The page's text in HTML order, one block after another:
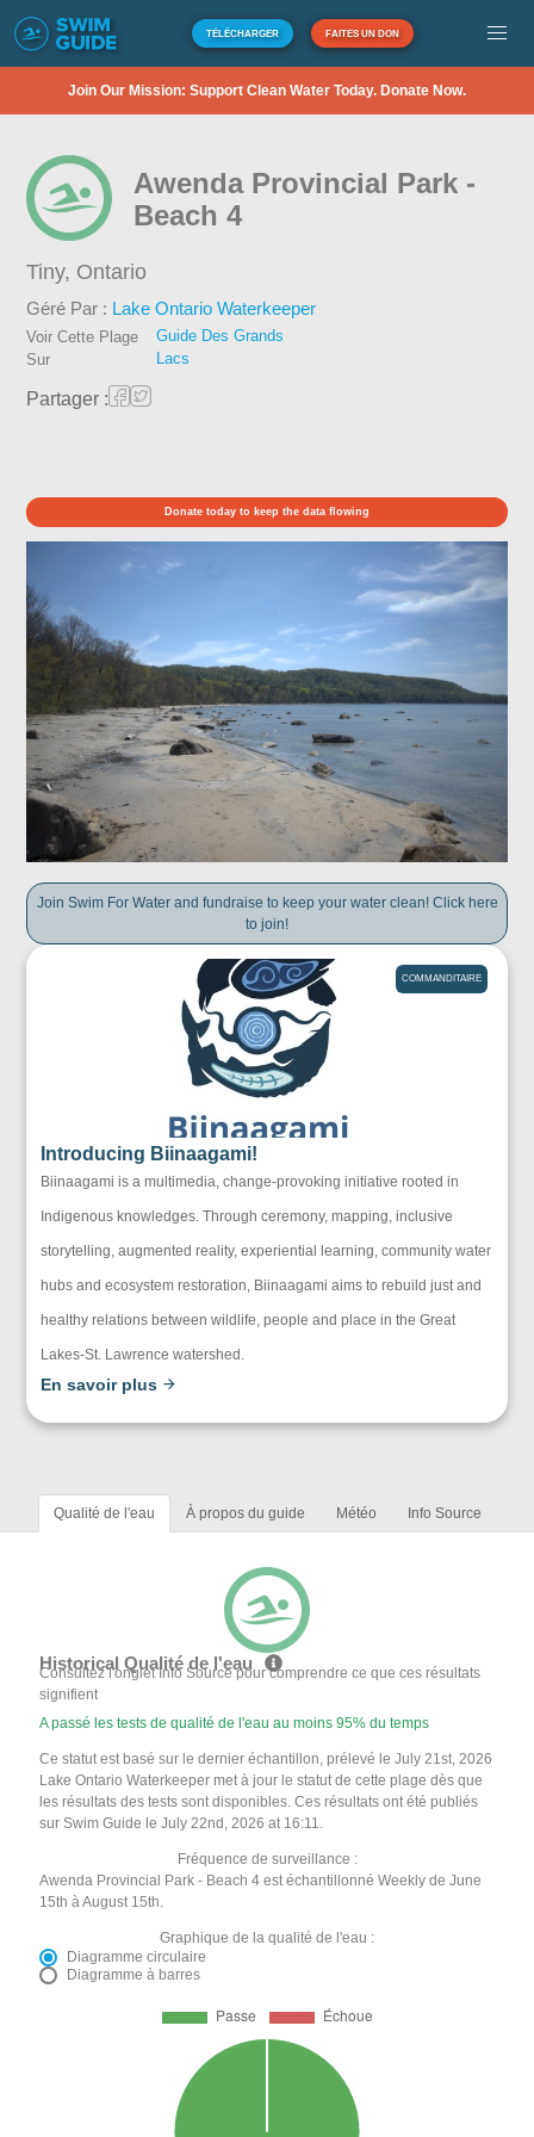
TÉLÉCHARGER FAITES UN DON
Join Our Mission: Support Clean Water Today. Donate Now.
Awenda Provincial Park -
Beach 4
Tiny, Ontario
Géré Par : Lake Ontario Waterkeeper
Voir Cette Plage
Sur
Guide Des Grands
Lacs
Partager :
Donate today to keep the data flowing
Join Swim For Water and fundraise to keep your water clean! Click here
to join!
COMMANDITAIRE
Introducing Biinaagami!
Biinaagami is a multimedia, change-provoking initiative rooted in
Indigenous knowledges. Through ceremony, mapping, inclusive
storytelling, augmented reality, experiential learning, community water
hubs and ecosystem restoration, Biinaagami aims to rebuild just and
healthy relations between wildlife, people and place in the Great
Lakes-St. Lawrence watershed.
En savoir plus
Qualité de l'eau À propos du guide Météo Info Source
Historical Qualité de l'eau
Consultez l'onglet Info Source pour comprendre ce que ces résultats
signifient
A passé les tests de qualité de l'eau au moins 95% du temps
Ce statut est basé sur le dernier échantillon, prélevé le July 21st, 2026
Lake Ontario Waterkeeper met à jour le statut de cette plage dès que
les résultats des tests sont disponibles. Ces résultats ont été publiés
sur Swim Guide le July 22nd, 2026 at 16:11.
Fréquence de surveillance :
Awenda Provincial Park - Beach 4 est échantillonné Weekly de June
15th à August 15th.
Graphique de la qualité de l'eau :
Diagramme circulaire
Diagramme à barres